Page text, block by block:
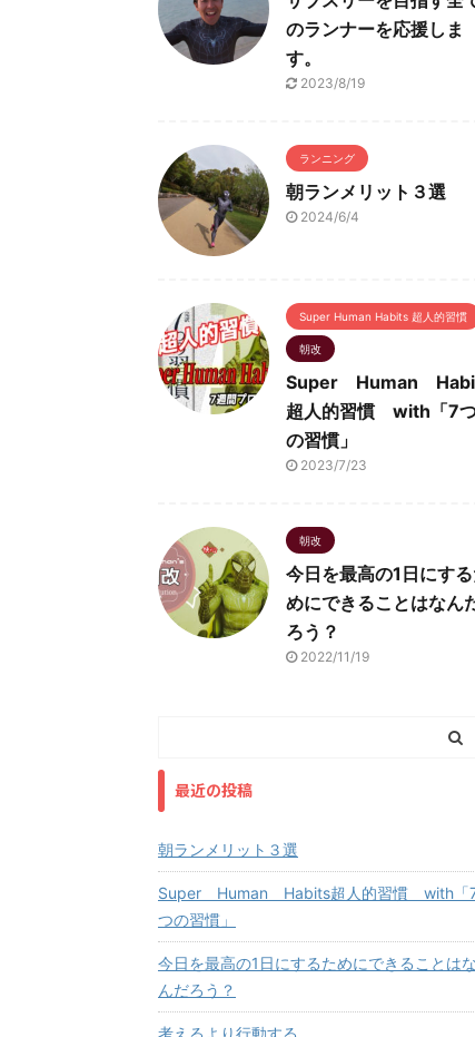
のランナーを応援しま
す。
2023/8/19
ランニング
朝ランメリット３選
2024/6/4
Super Human Habits 超人的習慣
朝改
Super Human
超人的習慣 with「7
の習慣」
2023/7/23
朝改
今日を最高の1日にす
めにできることはなん
ろう？
2022/11/19
最近の投稿
朝ランメリット３選
Super Human Habits超人的習慣 with「
つの習慣」
今日を最高の1日にするためにできることはな
んだろう？
考えるより行動する